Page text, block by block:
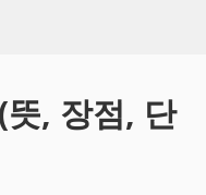
, 장점, 단